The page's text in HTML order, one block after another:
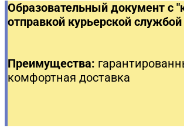
Образовательный документ с
отправкой курьерской службой
Преимущества:
комфортная доставка